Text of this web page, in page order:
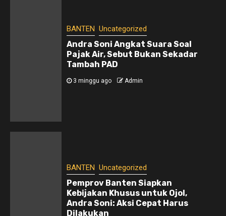
BANTEN Uncategorized
Andra Soni Angkat Suara Soal
Pajak Air, Sebut Bukan Sekadar
Tambah PAD
3 minggu ago Admin
BANTEN Uncategorized
Pemprov Banten Siapkan
Kebijakan Khusus untuk Ojol,
Andra Soni: Aksi Cepat Harus
Dilakukan